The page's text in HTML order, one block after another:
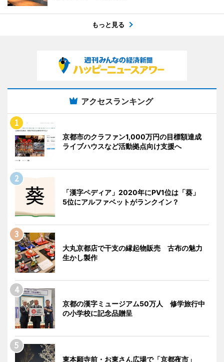
もっと見る
アクセスランキング
京都市のクラファン1,000万円の目標額達成
ライブハウスなど活動拠点向け支援へ
「漢字ペディア」2020年にPV1位は「葵」
5位にアルファベットがランクイン？
大丸京都店で干支の縁起物販売 古布の魅力
生かし製作
京都の漢字ミュージアム50万人 修学旅行中
の小学校に記念品贈呈
東本願寺前・お東さん広場で「京都夜市」